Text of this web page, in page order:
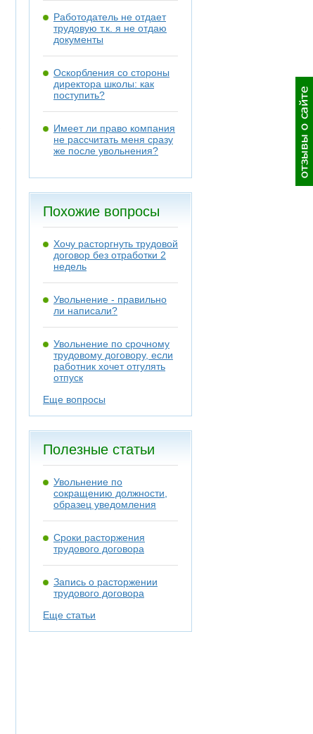
Работодатель не отдает
трудовую т.к. я не отдаю
документы
Оскорбления со стороны
директора школы: как
поступить?
Имеет ли право компания
не рассчитать меня сразу
же после увольнения?
Похожие вопросы
Хочу расторгнуть трудовой
договор без отработки 2
недель
Увольнение - правильно
ли написали?
Увольнение по срочному
трудовому договору, если
работник хочет отгулять
отпуск
Еще вопросы
Полезные статьи
Увольнение по
сокращению должности,
образец уведомления
Сроки расторжения
трудового договора
Запись о расторжении
трудового договора
Еще статьи